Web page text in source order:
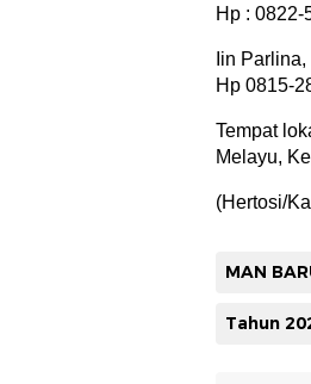
Hp : 0822-
Iin Parlina,
Hp 0815-
Tempat
Melayu,
(Hertosi/
MAN
Tahun